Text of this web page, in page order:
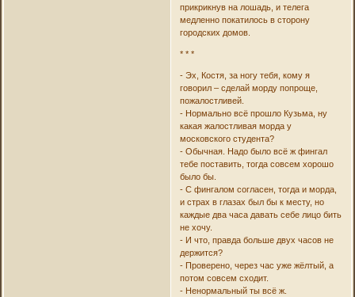
прикрикнув на лошадь, и телега
медленно покатилось в сторону
городских домов.
* * *
- Эх, Костя, за ногу тебя, кому я
говорил – сделай морду попроще,
пожалостливей.
- Нормально всё прошло Кузьма, ну
какая жалостливая морда у
московского студента?
- Обычная. Надо было всё ж фингал
тебе поставить, тогда совсем хорошо
было бы.
- С фингалом согласен, тогда и морда,
и страх в глазах был бы к месту, но
каждые два часа давать себе лицо бить
не хочу.
- И что, правда больше двух часов не
держится?
- Проверено, через час уже жёлтый, а
потом совсем сходит.
- Ненормальный ты всё ж.